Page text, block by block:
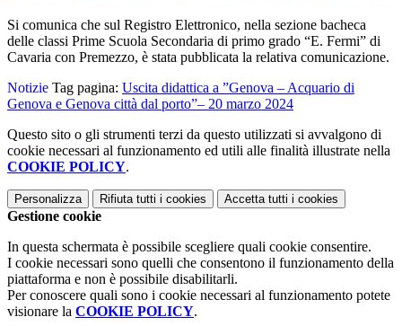
Si comunica che sul Registro Elettronico, nella sezione bacheca
delle classi Prime Scuola Secondaria di primo grado “E. Fermi” di
Cavaria con Premezzo, è stata pubblicata la relativa comunicazione.
Notizie Tag pagina: Uscita didattica a ”Genova – Acquario di
Genova e Genova città dal porto”– 20 marzo 2024
Questo sito o gli strumenti terzi da questo utilizzati si avvalgono di
cookie necessari al funzionamento ed utili alle finalità illustrate nella
COOKIE POLICY.
Personalizza Rifiuta tutti i cookies Accetta tutti i cookies
Gestione cookie
In questa schermata è possibile scegliere quali cookie consentire.
I cookie necessari sono quelli che consentono il funzionamento della
piattaforma e non è possibile disabilitarli.
Per conoscere quali sono i cookie necessari al funzionamento potete
visionare la COOKIE POLICY.